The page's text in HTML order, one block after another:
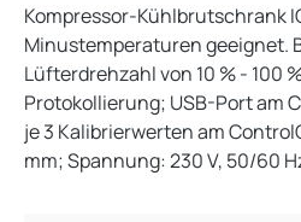
Kompressor-Kühlbrutschrank
Minustemperaturen geeignet.
Lüfterdrehzahl von 10 % - 100
Protokollierung; USB-Port am
je 3 Kalibrierwerten am
mm; Spannung: 230 V, 50/60